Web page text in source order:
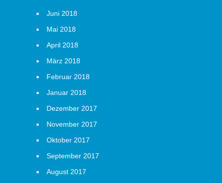
Juni 2018
Mai 2018
April 2018
März 2018
Februar 2018
Januar 2018
Dezember 2017
November 2017
Oktober 2017
September 2017
August 2017